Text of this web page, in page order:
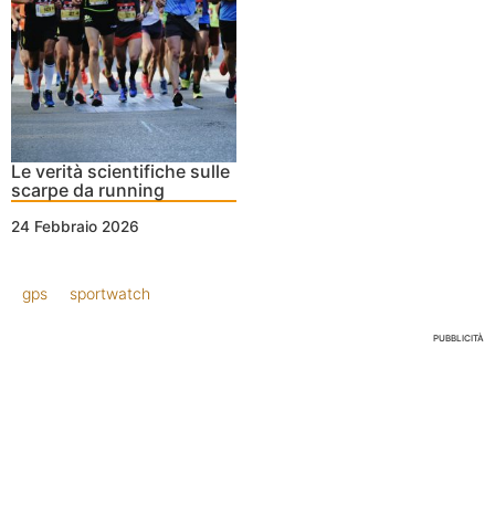
Le verità scientifiche sulle
scarpe da running
24 Febbraio 2026
gps sportwatch
PUBBLICITÀ